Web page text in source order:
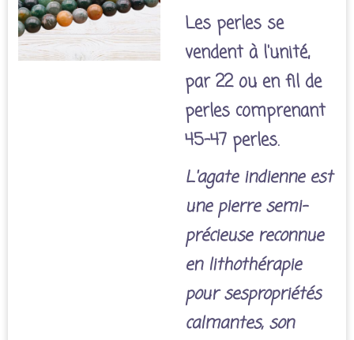
Les perles se
vendent à l'unité,
par 22 ou en fil de
perles comprenant
45-47 perles.
L'agate indienne est
une pierre semi-
précieuse reconnue
en lithothérapie
pour sespropriétés
calmantes, son